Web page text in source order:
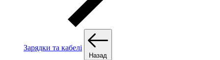
Зарядки та кабелі
Назад